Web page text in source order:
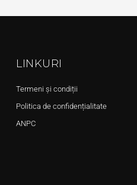
LINKURI
Termeni și condiții
Politica de confidențialitate
ANPC